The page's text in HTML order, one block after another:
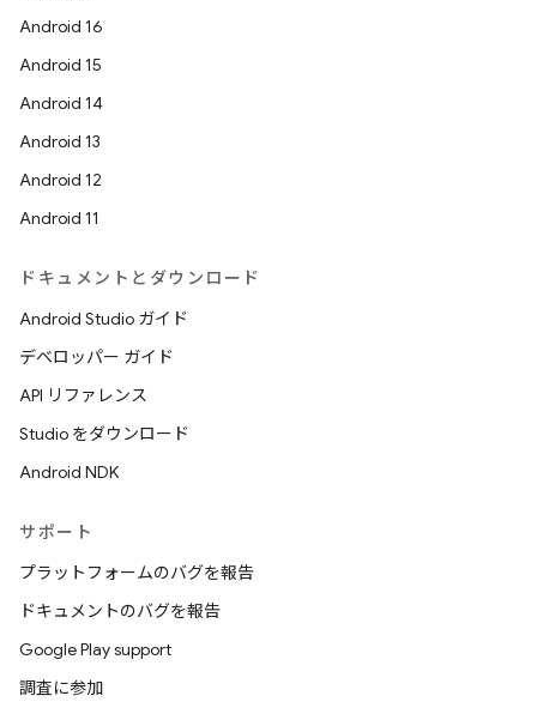
Android 16
Android 15
Android 14
Android 13
Android 12
Android 11
ドキュメントとダウンロード
Android Studio ガイド
デベロッパー ガイド
API リファレンス
Studio をダウンロード
Android NDK
サポート
プラットフォームのバグを報告
ドキュメントのバグを報告
Google Play support
調査に参加